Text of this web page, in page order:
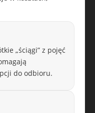
„ściągi” z pojęć
do odbioru.